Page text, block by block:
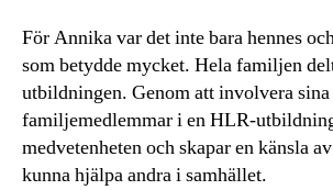
För Annika var det inte bara hennes
som betydde mycket. Hela familjen
utbildningen. Genom att involvera sina
familjemedlemmar i en HLR-
medvetenheten och skapar en känsla
kunna hjälpa andra i samhället.